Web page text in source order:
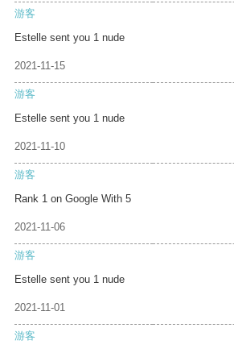
游客
Estelle sent you 1 nude
2021-11-15
游客
Estelle sent you 1 nude
2021-11-10
游客
Rank 1 on Google With 5
2021-11-06
游客
Estelle sent you 1 nude
2021-11-01
游客